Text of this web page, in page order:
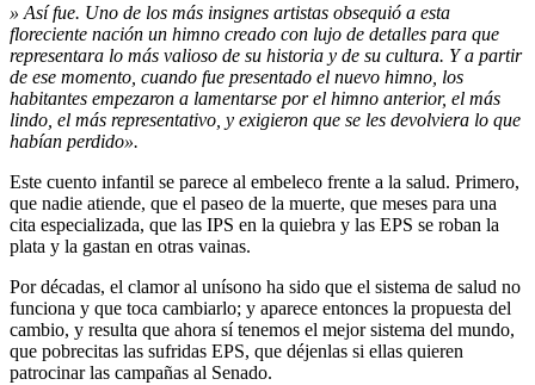
» Así fue. Uno de los más insignes artistas obsequió a esta
floreciente nación un himno creado con lujo de detalles para que
representara lo más valioso de su historia y de su cultura. Y a partir
de ese momento, cuando fue presentado el nuevo himno, los
habitantes empezaron a lamentarse por el himno anterior, el más
lindo, el más representativo, y exigieron que se les devolviera lo que
habían perdido».
Este cuento infantil se parece al embeleco frente a la salud. Primero,
que nadie atiende, que el paseo de la muerte, que meses para una
cita especializada, que las IPS en la quiebra y las EPS se roban la
plata y la gastan en otras vainas.
Por décadas, el clamor al unísono ha sido que el sistema de salud no
funciona y que toca cambiarlo; y aparece entonces la propuesta del
cambio, y resulta que ahora sí tenemos el mejor sistema del mundo,
que pobrecitas las sufridas EPS, que déjenlas si ellas quieren
patrocinar las campañas al Senado.